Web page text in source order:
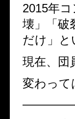
2015年
壊」「破
だけ」と
現在、団
変わって